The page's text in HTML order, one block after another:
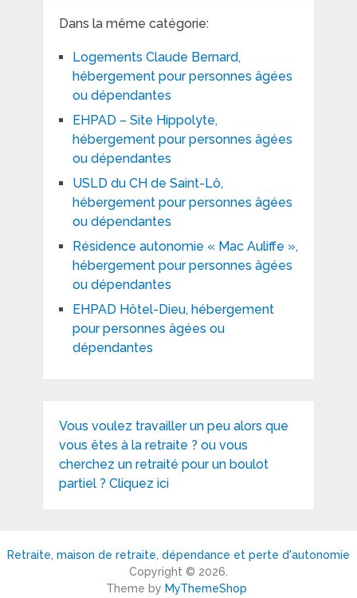
Dans la même catégorie:
Logements Claude Bernard,
hébergement pour personnes âgées
ou dépendantes
EHPAD – Site Hippolyte,
hébergement pour personnes âgées
ou dépendantes
USLD du CH de Saint-Lô,
hébergement pour personnes âgées
ou dépendantes
Résidence autonomie « Mac Auliffe »,
hébergement pour personnes âgées
ou dépendantes
EHPAD Hôtel-Dieu, hébergement
pour personnes âgées ou
dépendantes
Vous voulez travailler un peu alors que
vous êtes à la retraite ? ou vous
cherchez un retraité pour un boulot
partiel ? Cliquez ici
Retraite, maison de retraite, dépendance et perte d'autonomie
Copyright © 2026.
Theme byMyThemeShop